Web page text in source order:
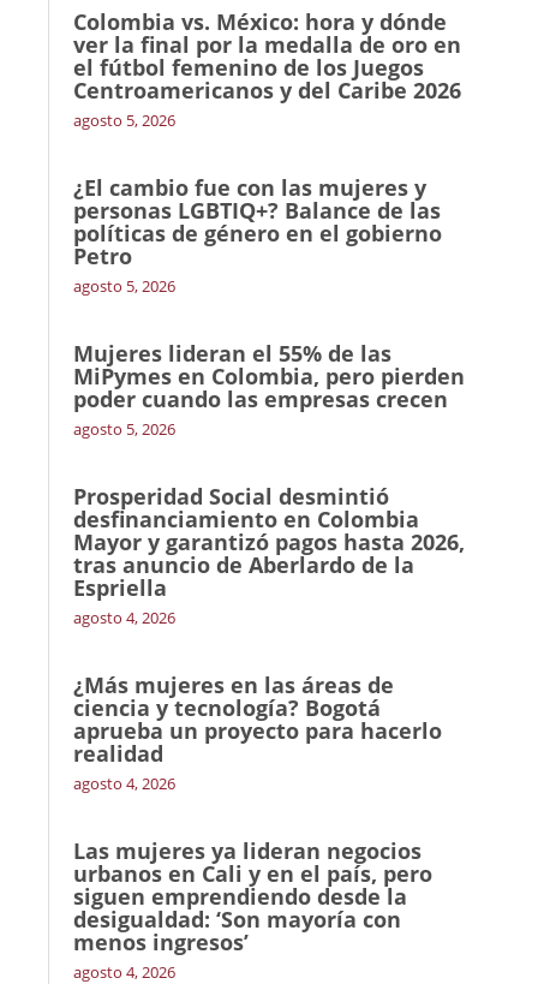
Colombia vs. México: hora y dónde
ver la final por la medalla de oro en
el fútbol femenino de los Juegos
Centroamericanos y del Caribe 2026
agosto 5, 2026
¿El cambio fue con las mujeres y
personas LGBTIQ+? Balance de las
políticas de género en el gobierno
Petro
agosto 5, 2026
Mujeres lideran el 55% de las
MiPymes en Colombia, pero pierden
poder cuando las empresas crecen
agosto 5, 2026
Prosperidad Social desmintió
desfinanciamiento en Colombia
Mayor y garantizó pagos hasta 2026,
tras anuncio de Aberlardo de la
Espriella
agosto 4, 2026
¿Más mujeres en las áreas de
ciencia y tecnología? Bogotá
aprueba un proyecto para hacerlo
realidad
agosto 4, 2026
Las mujeres ya lideran negocios
urbanos en Cali y en el país, pero
siguen emprendiendo desde la
desigualdad: ‘Son mayoría con
menos ingresos’
agosto 4, 2026